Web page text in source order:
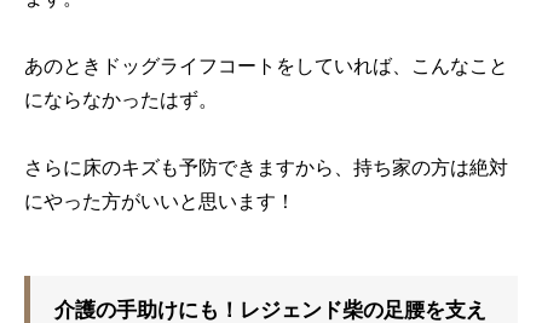
あのときドッグライフコートをしていれば、こんなこと
にならなかったはず。
さらに床のキズも予防できますから、持ち家の方は絶対
にやった方がいいと思います！
介護の手助けにも！レジェンド柴の足腰を支え